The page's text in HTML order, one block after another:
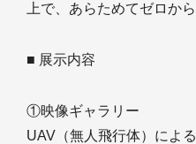
上で、あらためてゼロか
■ 展示内容
①映像ギャラリー
UAV（無人飛行体）によ